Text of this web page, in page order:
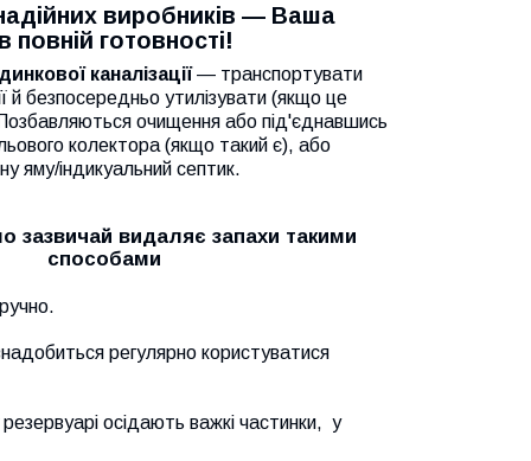
виробників — Ваша
повній готовності!
каналізації— транспортувати
й безпосередньо утилізувати (якщо це
очищення або під'єднавшись
колектора (якщо такий є), або
яму/індикуальний септик.
зазвичай видаляє запахи такими
способами
регулярно користуватися
осідають важкі частинки, у